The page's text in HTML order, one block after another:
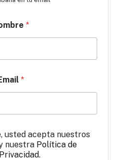
*
*
usted acepta nuestros
nuestra Política de
Privacidad.